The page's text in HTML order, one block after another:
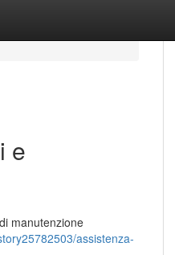
e
manutenzione
assistenza-